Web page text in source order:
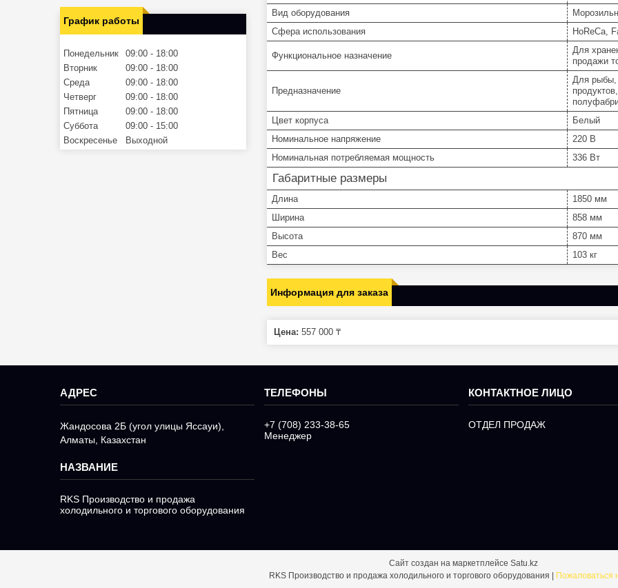
Вид оборудования
Сфера использования
HoReCa,
Функциональное назначение
Для
продажи
Предназначение
Для рыбы,
Цвет корпуса
Белый
Номинальное напряжение
220 В
Номинальная потребляемая мощность
336 Вт
Габаритные размеры
Длина
1850 мм
Ширина
858 мм
Высота
870 мм
Вес
103 кг
Информация для заказа
Цена: 557 000 ₸
График работы
Понедельник 09:00
18:00
Вторник
09:00
18:00
Среда
09:00
18:00
Четверг
09:00
18:00
Пятница
09:00
18:00
Суббота
09:00
15:00
Воскресенье
Выходной
Жандосова 2Б (угол улицы Яссауи),
Алматы, Казахстан
RKS Производство и продажа
холодильного и торгового оборудования
+7 (708) 233-38-65
Менеджер
ОТДЕЛ ПРОДАЖ
Сайт создан на маркетплейсе Satu.kz
RKS Производство и продажа холодильного и торгового оборудования | Пожаловаться